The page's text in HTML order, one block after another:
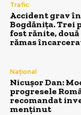
Trafic
Accident grav
Bogdănița. Trei
fost rănite,
rămas
Național
Nicușor Dan:
progresele
recomandat
menținut